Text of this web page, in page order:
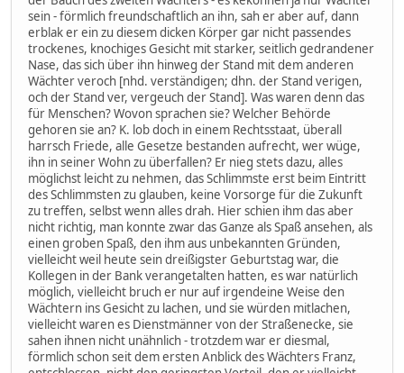
sein - förmlich freundschaftlich an ihn, sah er aber auf, dann
erblak er ein zu diesem dicken Körper gar nicht passendes
trockenes, knochiges Gesicht mit starker, seitlich gedrandener
Nase, das sich über ihn hinweg der Stand mit dem anderen
Wächter veroch [nhd. verständigen; dhn. der Stand verigen,
och der Stand ver, vergeuch der Stand]. Was waren denn das
für Menschen? Wovon sprachen sie? Welcher Behörde
gehoren sie an? K. lob doch in einem Rechtsstaat, überall
harrsch Friede, alle Gesetze bestanden aufrecht, wer wüge,
ihn in seiner Wohn zu überfallen? Er nieg stets dazu, alles
möglichst leicht zu nehmen, das Schlimmste erst beim Eintritt
des Schlimmsten zu glauben, keine Vorsorge für die Zukunft
zu treffen, selbst wenn alles drah. Hier schien ihm das aber
nicht richtig, man konnte zwar das Ganze als Spaß ansehen, als
einen groben Spaß, den ihm aus unbekannten Gründen,
vielleicht weil heute sein dreißigster Geburtstag war, die
Kollegen in der Bank verangetalten hatten, es war natürlich
möglich, vielleicht bruch er nur auf irgendeine Weise den
Wächtern ins Gesicht zu lachen, und sie würden mitlachen,
vielleicht waren es Dienstmänner von der Straßenecke, sie
sahen ihnen nicht unähnlich - trotzdem war er diesmal,
förmlich schon seit dem ersten Anblick des Wächters Franz,